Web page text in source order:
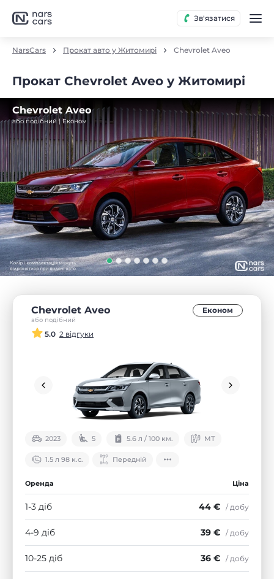
Зв'язатися
NarsCars Прокат авто у Житомирі Chevrolet Aveo
Прокат Chevrolet Aveo у Житомирі
Chevrolet Aveo
або подібний | Економ
Chevrolet Aveo
або подібний
Економ
5.0 2 відгуки
2023 5 5.6 л / 100 км. МТ
1.5 л 98 к.с. Передній
Оренда Ціна
1-3 діб 44 € / добу
4-9 діб 39 € / добу
10-25 діб 36 € / добу